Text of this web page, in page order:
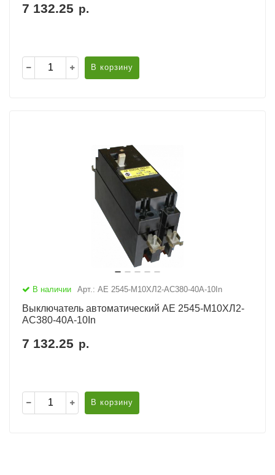
7 132.25 р.
В корзину
В наличии Арт.: АЕ 2545-М10ХЛ2-AC380-40А-10In
Выключатель автоматический АЕ 2545-М10ХЛ2-
AC380-40А-10In
7 132.25 р.
В корзину